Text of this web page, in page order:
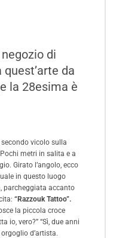
di
da
la 28esima è
vicolo sulla
metri in salita e a
Girato l’angolo, ecco
in questo luogo
parcheggiata accanto
“Razzouk Tattoo”.
la piccola croce
io, vero?” “Sì, due anni
d’artista.